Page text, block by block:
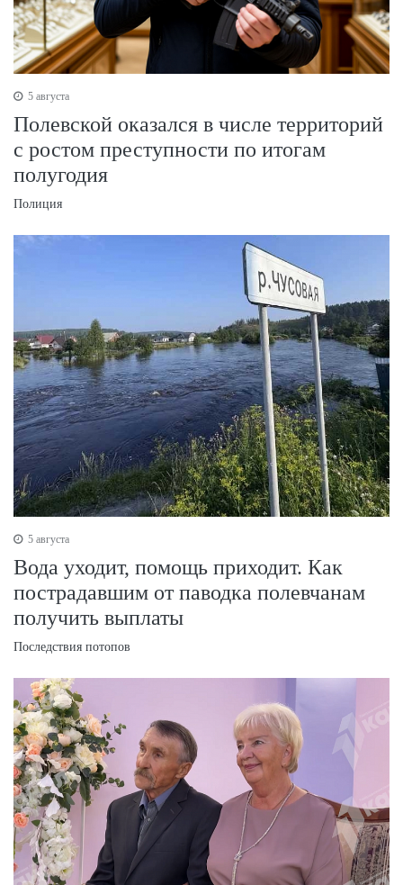
5 августа
Полевской оказался в числе территорий
с ростом преступности по итогам
полугодия
Полиция
5 августа
Вода уходит, помощь приходит. Как
пострадавшим от паводка полевчанам
получить выплаты
Последствия потопов